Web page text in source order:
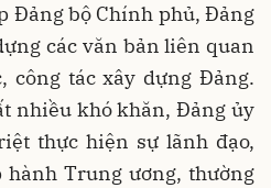
Đảng bộ Chính phủ, Đảng
các văn bản liên quan
công tác xây dựng Đảng.
nhiều khó khăn, Đảng ủy
thực hiện sự lãnh đạo,
hành Trung ương, thường